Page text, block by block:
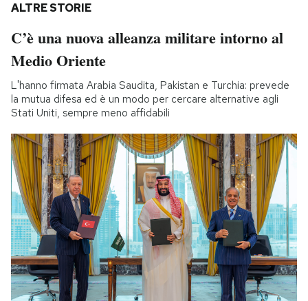
ALTRE STORIE
C’è una nuova alleanza militare intorno al
Medio Oriente
L'hanno firmata Arabia Saudita, Pakistan e Turchia: prevede
la mutua difesa ed è un modo per cercare alternative agli
Stati Uniti, sempre meno affidabili